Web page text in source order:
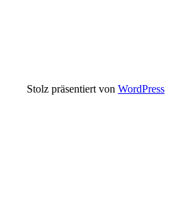
Stolz präsentiert von WordPress